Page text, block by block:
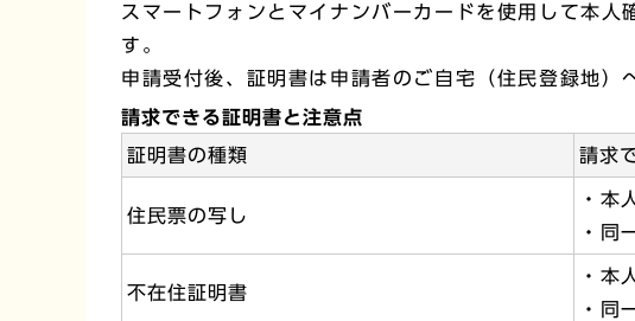
スマートフォンとマイナンバーカードを使用して本
す。
申請受付後、証明書は申請者のご自宅（住民登録地）
請求できる証明書と注意点
証明書の種類
請求
住民票の写し
・本人
・同
不在住証明書
・本人
・同